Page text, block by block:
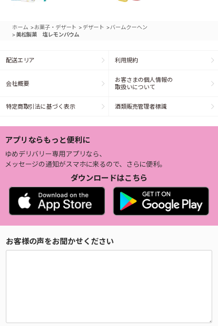
ホーム >お菓子・デザート > デザート >バームクーヘン
>美松製菓 塩レモンバウム
配送エリア 利用規約
会社概要
お客さまの個人情報の
取扱いについて
特定商取引法に基づく表示 酒類販売管理者標識
アプリならもっと便利に
ゆめデリバリー専用アプリなら、
メッセージの通知がスマホに来るので、さらに便利。
ダウンロードはこちら
お客様の声をお聞かせください